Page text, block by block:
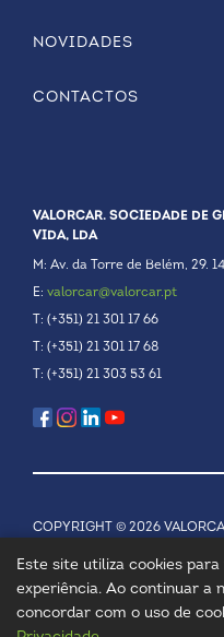
NOVIDADES
CONTACTOS
VALORCAR. SOCIEDADE DE
VIDA, LDA
M: Av. da Torre de Belém, 29.
E: valorcar@valorcar.pt
T: (+351) 21 301 17 66
T: (+351) 21 301 17 68
T: (+351) 21 303 53 61
COPYRIGHT © 2026
Este site utiliza cookies
experiência. Ao continuar a
concordar com o uso de